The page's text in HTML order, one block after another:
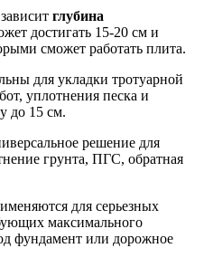
глубина
достигать 15-20 см и
сможет работать плита.
для укладки тротуарной
уплотнения песка и
до 15 см.
решение для
грунта, ПГС, обратная
для серьезных
максимального
фундамент или дорожное